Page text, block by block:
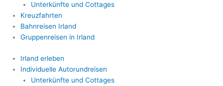
Unterkünfte und Cottages
Kreuzfahrten
Bahnreisen Irland
Gruppenreisen in Irland
Irland erleben
Individuelle Autorundreisen
Unterkünfte und Cottages